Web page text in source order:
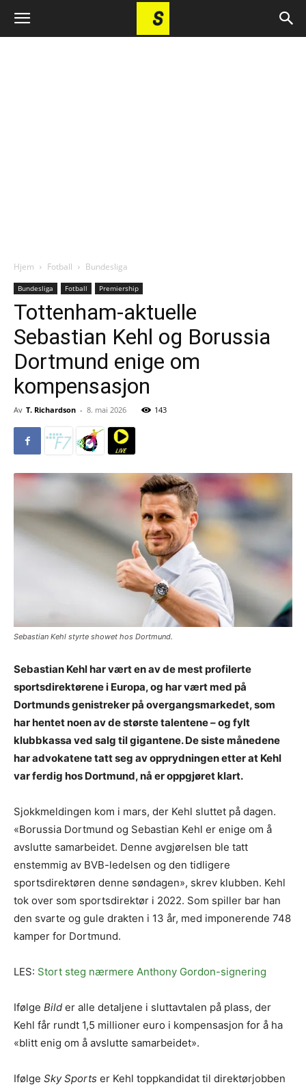
Hjem Fotball Bundesliga
Bundesliga Fotball Premiership
Tottenham-aktuelle
Sebastian Kehl og Borussia
Dortmund enige om
kompensasjon
Av T. Richardson - 8. mai 2026 143
Sebastian Kehl styrte showet hos Dortmund.
Sebastian Kehl har vært en av de mest profilerte
sportsdirektørene i Europa, og har vært med på
Dortmunds genistreker på overgangsmarkedet, som
har hentet noen av de største talentene – og fylt
klubbkassa ved salg til gigantene. De siste månedene
har advokatene tatt seg av opprydningen etter at Kehl
var ferdig hos Dortmund, nå er oppgjøret klart.
Sjokkmeldingen kom i mars, der Kehl sluttet på dagen.
«Borussia Dortmund og Sebastian Kehl er enige om å
avslutte samarbeidet. Denne avgjørelsen ble tatt
enstemmig av BVB-ledelsen og den tidligere
sportsdirektøren denne søndagen», skrev klubben. Kehl
tok over som sportsdirektør i 2022. Som spiller bar han
den svarte og gule drakten i 13 år, med imponerende 748
kamper for Dortmund.
LES: Stort steg nærmere Anthony Gordon-signering
Ifølge Bild er alle detaljene i sluttavtalen på plass, der
Kehl får rundt 1,5 millioner euro i kompensasjon for å ha
«blitt enig om å avslutte samarbeidet».
Ifølge Sky Sports er Kehl toppkandidat til direktørjobben